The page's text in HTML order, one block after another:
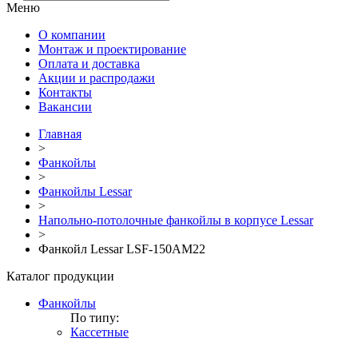
Меню
О компании
Монтаж и проектирование
Оплата и доставка
Акции и распродажи
Контакты
Вакансии
Главная
>
Фанкойлы
>
Фанкойлы Lessar
>
Напольно-потолочные фанкойлы в корпусе Lessar
>
Фанкойл Lessar LSF-150AM22
Каталог продукции
Фанкойлы
По типу:
Кассетные